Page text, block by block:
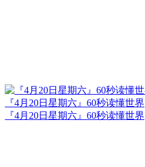
『4月20日星期六』60秒读懂世界
『4月20日星期六』60秒读懂世界